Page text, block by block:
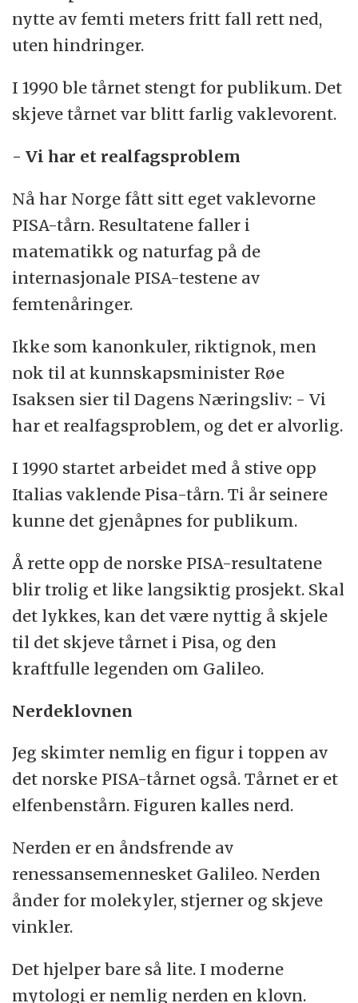
nytte av femti meters fritt fall rett ned,
uten hindringer.
I 1990 ble tårnet stengt for publikum. Det
skjeve tårnet var blitt farlig vaklevorent.
- Vi har et realfagsproblem
Nå har Norge fått sitt eget vaklevorne
PISA-tårn. Resultatene faller i
matematikk og naturfag på de
internasjonale PISA-testene av
femtenåringer.
Ikke som kanonkuler, riktignok, men
nok til at kunnskapsminister Røe
Isaksen sier til Dagens Næringsliv: - Vi
har et realfagsproblem, og det er alvorlig.
I 1990 startet arbeidet med å stive opp
Italias vaklende Pisa-tårn. Ti år seinere
kunne det gjenåpnes for publikum.
Å rette opp de norske PISA-resultatene
blir trolig et like langsiktig prosjekt. Skal
det lykkes, kan det være nyttig å skjele
til det skjeve tårnet i Pisa, og den
kraftfulle legenden om Galileo.
Nerdeklovnen
Jeg skimter nemlig en figur i toppen av
det norske PISA-tårnet også. Tårnet er et
elfenbenstårn. Figuren kalles nerd.
Nerden er en åndsfrende av
renessansemennesket Galileo. Nerden
ånder for molekyler, stjerner og skjeve
vinkler.
Det hjelper bare så lite. I moderne
mytologi er nemlig nerden en klovn.